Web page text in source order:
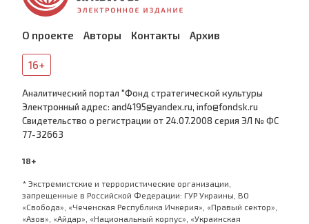
О проекте Авторы Контакты Архив
16+
Аналитический портал "Фонд стратегической культуры
Электронный адрес: and4195@yandex.ru, info@fondsk.ru
Cвидетельство о регистрации от 24.07.2008 серия ЭЛ № ФС
77-32663
18+
* Экстремистские и террористические организации,
запрещенные в Российской Федерации: ГУР Украины, ВО
«Свобода», «Чеченская Республика Ичкерия», «Правый сектор»,
«Азов», «Айдар», «Национальный корпус», «Украинская